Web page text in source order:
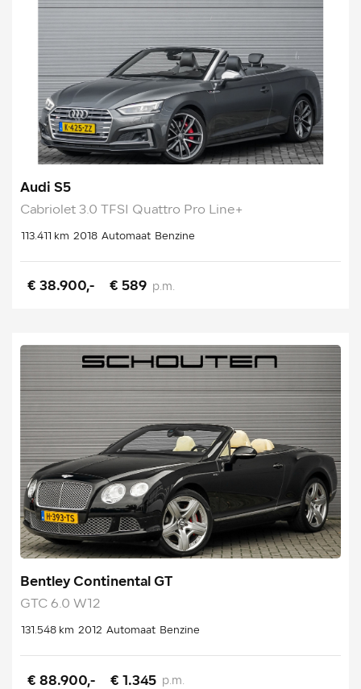
Audi S5
Cabriolet 3.0 TFSI Quattro Pro Line+
113.411 km 2018 Automaat Benzine
€ 38.900,- € 589 p.m.
Bentley Continental GT
GTC 6.0 W12
131.548 km 2012 Automaat Benzine
€ 88.900,- € 1.345 p.m.